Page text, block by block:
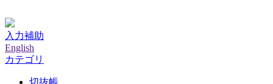
入力補助
English
カテゴリ
切抜帳